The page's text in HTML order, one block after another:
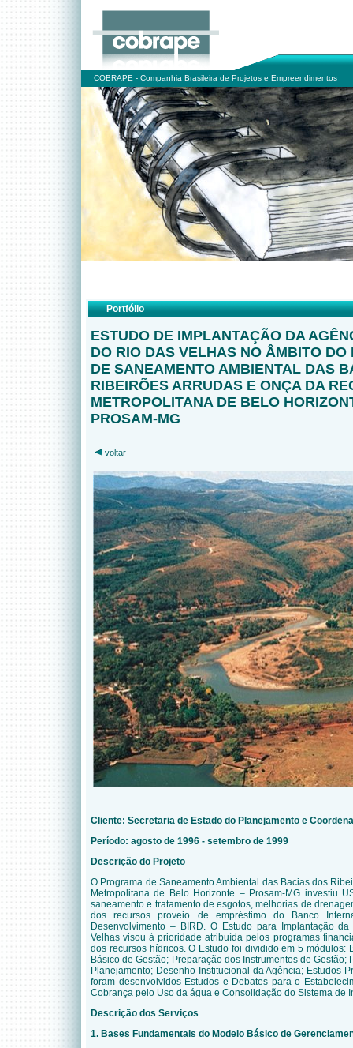
COBRAPE - Companhia Brasileira de Projetos e Empreendimentos
Portfólio
ESTUDO DE IMPLANTAÇÃO DA
DO RIO DAS VELHAS NO ÂMBITO DO
DE SANEAMENTO AMBIENTAL DAS
RIBEIRÕES ARRUDAS E ONÇA DA
METROPOLITANA DE BELO
PROSAM-MG
voltar
Cliente: Secretaria de Estado do Planejamento e
Período: agosto de 1996 - setembro de 1999
Descrição do Projeto
O Programa de Saneamento Ambiental das Bacias dos
Metropolitana de Belo Horizonte – Prosam-MG investiu
saneamento e tratamento de esgotos, melhorias de
dos recursos proveio de empréstimo do Banco
Desenvolvimento – BIRD. O Estudo para Implantação
Velhasvisou à prioridade atribuída pelos programas
dos recursos hídricos. O Estudo foi dividido em 5 módulos:
Básico de Gestão; Preparação dos Instrumentos de Gestão;
Planejamento; Desenho Institucional da Agência; Estudos
foram desenvolvidos Estudos e Debates para o
Cobrança pelo Uso da água e Consolidação do Sistema de
Descrição dos Serviços
1. Bases Fundamentais do Modelo Básico de